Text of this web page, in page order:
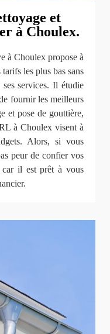
et
à Choulex.
à Choulex propose à
les plus bas sans
services. Il étudie
fournir les meilleurs
et pose de gouttière,
à Choulex visent à
Alors, si vous
peur de confier vos
il est prêt à vous